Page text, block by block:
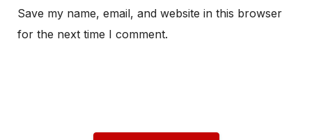
Save my name, email, and website in this browser
for the next time I comment.